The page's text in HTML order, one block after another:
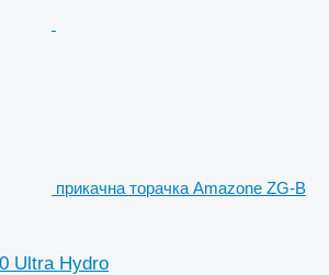
прикачна торачка Amazone ZG-B
Ultra Hydro